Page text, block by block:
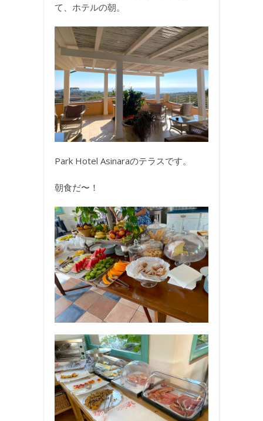
て、ホテルの朝。
Park Hotel Asinaraのテラスです。
朝食だ〜！